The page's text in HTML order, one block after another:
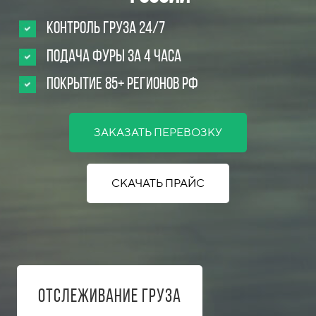
Контроль груза 24/7
Подача фуры за 4 часа
Покрытие 85+ регионов РФ
ЗАКАЗАТЬ ПЕРЕВОЗКУ
СКАЧАТЬ ПРАЙС
Отслеживание груза